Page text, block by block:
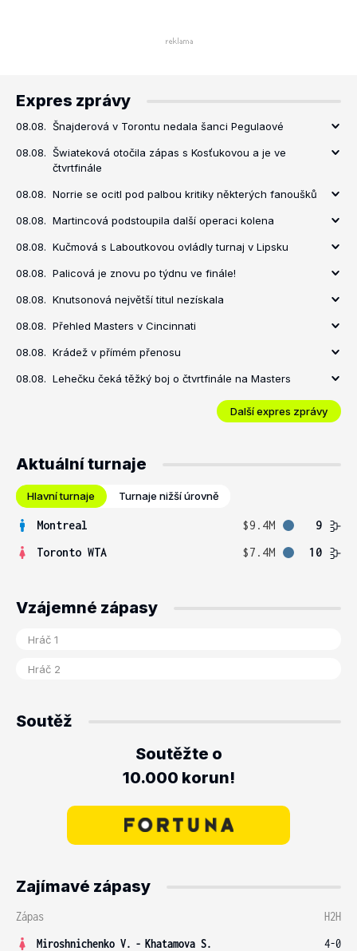
Expres zprávy
08.08. Šnajderová v Torontu nedala šanci Pegulaové
08.08. Šwiateková otočila zápas s Kosťukovou a je ve
čtvrtfinále
08.08. Norrie se ocitl pod palbou kritiky některých fanoušků
08.08. Martincová podstoupila další operaci kolena
08.08. Kučmová s Laboutkovou ovládly turnaj v Lipsku
08.08. Palicová je znovu po týdnu ve finále!
08.08. Knutsonová největší titul nezískala
08.08. Přehled Masters v Cincinnati
08.08. Krádež v přímém přenosu
08.08. Lehečku čeká těžký boj o čtvrtfinále na Masters
Další expres zprávy
Aktuální turnaje
Hlavní turnaje Turnaje nižší úrovně
Montreal $9.4M
9
Toronto WTA
$7.4M 10
Vzájemné zápasy
Soutěž
Soutěžte o
10.000 korun!
Zajímavé zápasy
Zápas
H2H
Miroshnichenko V. - Khatamova S.
4-0